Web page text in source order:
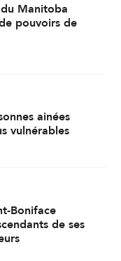
Manitoba
pouvoirs de
ainées
vulnérables
Boniface
de ses